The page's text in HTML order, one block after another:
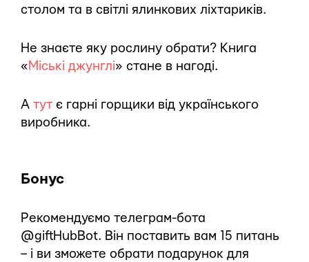
столом та в світлі ялинкових ліхтариків.
Не знаєте яку рослину обрати? Книга
« Міські джунглі» стане в нагоді.
А тут є гарні горщики від українського
виробника.
Бонус
Рекомендуємо телеграм-бота
@giftHubBot. Він поставить вам 15 питань
– і ви зможете обрати подарунок для